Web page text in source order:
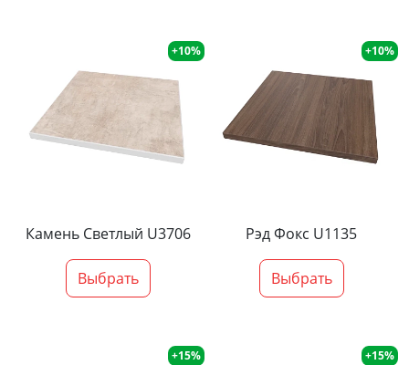
+10%
Камень Светлый U3706
Выбрать
+10%
Рэд Фокс U1135
Выбрать
+15% +15%